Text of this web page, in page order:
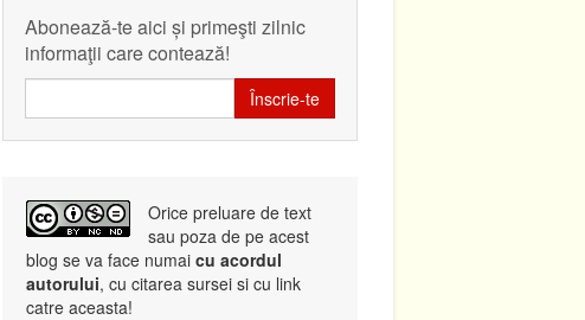
Abonează-te aici și primeşti zilnic
informaţii care contează!
Înscrie-te
Orice preluare de text
sau poza de pe acest
blog se va face numai cu acordul
autorului, cu citarea sursei si cu link
catre aceasta!